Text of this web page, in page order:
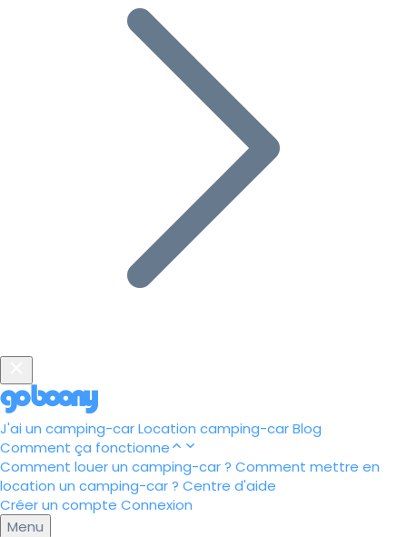
J'ai un camping-carLocation camping-carBlog
Comment ça fonctionne
Comment louer un camping-car ? Comment mettre en
location un camping-car ? Centre d'aide
Créer un compte Connexion
Menu